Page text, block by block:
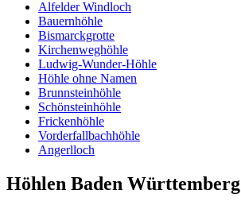
Alfelder Windloch
Bauernhöhle
Bismarckgrotte
Kirchenweghöhle
Ludwig-Wunder-Höhle
Höhle ohne Namen
Brunnsteinhöhle
Schönsteinhöhle
Frickenhöhle
Vorderfallbachhöhle
Angerlloch
Höhlen Baden Württemberg